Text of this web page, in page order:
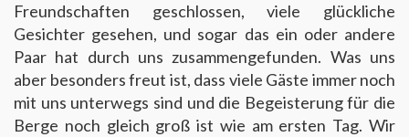
Freundschaften geschlossen, viele glückliche
Gesichter gesehen, und sogar das ein oder andere
Paar hat durch uns zusammengefunden. Was uns
aber besonders freut ist, dass viele Gäste immer noch
mit uns unterwegs sind und die Begeisterung für die
Berge noch gleich groß ist wie am ersten Tag. Wir